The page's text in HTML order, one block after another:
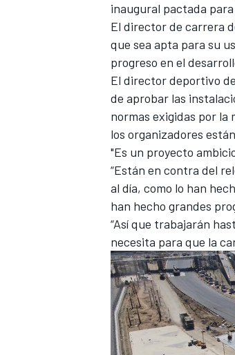
inaugural pactada
El director de carrera
que sea apta para su
progreso en el
El director deportivo
de aprobar las
normas exigidas por
los organizadores
"Es un proyecto
“Están en contra del
al día, como lo han
han hecho grandes
“Así que trabajarán
necesita para que la